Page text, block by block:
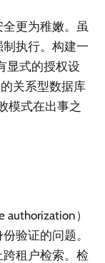
更为稚嫩。虽
执行。构建一
显式的授权设
关系型数据库
模式在出事之
）
验证的问题。
租户检索。检